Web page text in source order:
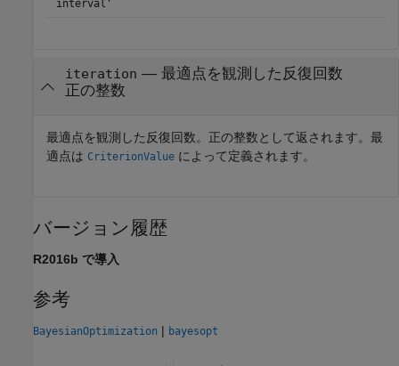
interval'
iteration — 最適点を観測した反復回数
正の整数
最適点を観測した反復回数。正の整数として返されます。最
適点は CriterionValue によって定義されます。
バージョン履歴
R2016b で導入
参考
BayesianOptimization | bayesopt